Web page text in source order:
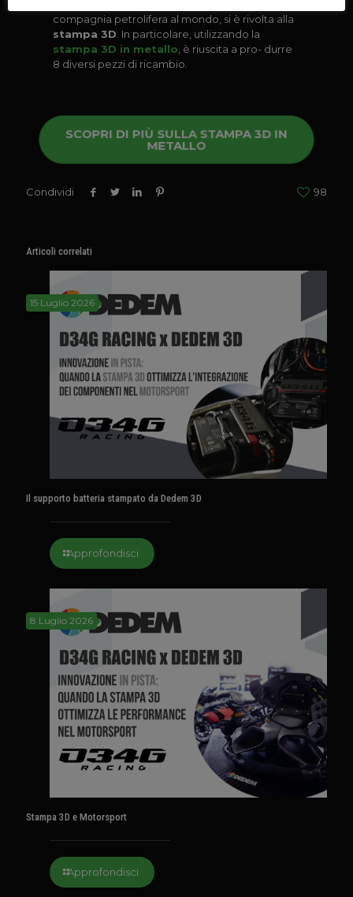
compagnia petrolifera al mondo, si è rivolta alla
stampa 3D . In particolare, utilizzando la
stampa 3D in metallo , è riuscita a pro- durre
8 diversi pezzi di ricambio.
SCOPRI DI PIÙ SULLA STAMPA 3D IN
METALLO
Condividi 98
Articoli correlati
15 Luglio 2026
Il supporto batteria stampato da Dedem 3D
Approfondisci
8 Luglio 2026
Stampa 3D e Motorsport
Approfondisci